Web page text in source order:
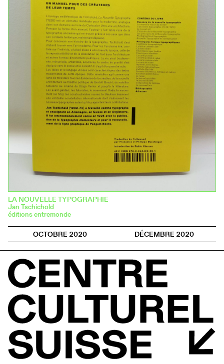
LA NOUVELLE TYPOGRAPHIE
Jan Tschichold
éditions entremonde
OCTOBRE 2020
DÉCEMBRE 2020